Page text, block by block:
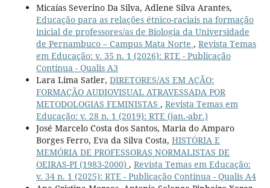
Micaías Severino Da Silva, Adlene Silva Arantes,
Educação para as relações étnico-raciais na formação
inicial de professores/as de Biologia da Universidade
de Pernambuco – Campus Mata Norte , Revista Temas
em Educação: v. 35 n. 1 (2026): RTE - Publicação
Contínua - Qualis A3
Lara Lima Satler, DIRETORES/AS EM AÇÃO:
FORMAÇÃO AUDIOVISUAL ATRAVESSADA POR
METODOLOGIAS FEMINISTAS , Revista Temas em
Educação: v. 28 n. 1 (2019): RTE (jan.-abr.)
José Marcelo Costa dos Santos, Maria do Amparo
Borges Ferro, Eva da Silva Costa, HISTÓRIA E
MEMÓRIA DE PROFESSORAS NORMALISTAS DE
OEIRAS-PI (1983-2000) , Revista Temas em Educação:
v. 34 n. 1 (2025): RTE - Publicação Contínua - Qualis A4